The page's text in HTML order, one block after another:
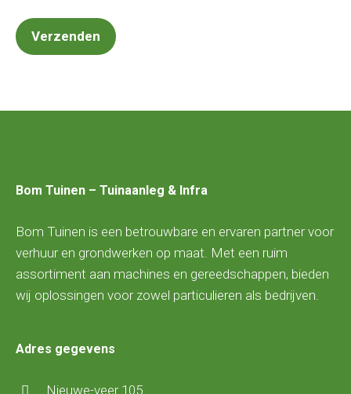
Bom Tuinen – Tuinaanleg & Infra
Bom Tuinen is een betrouwbare en ervaren partner voor
verhuur en grondwerken op maat. Met een ruim
assortiment aan machines en gereedschappen, bieden
wij oplossingen voor zowel particulieren als bedrijven.
Adres gegevens
Nieuwe-veer 105